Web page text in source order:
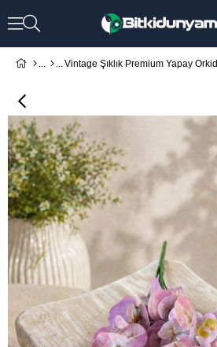
Vintage Şıklık Premium Yapay